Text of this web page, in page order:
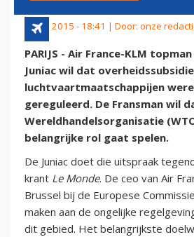
22 juli 2015 - 18:41 | Door: onze
PARIJS - Air France-KLM
Juniac wil dat
luchtvaartmaatschappijen
gereguleerd. De Fransman wil
Wereldhandelsorganisatie
belangrijke rol gaat spelen.
De Juniac doet die uitspraak
krant Le Monde. De ceo van Air
Brussel bij de Europese
maken aan de ongelijke
dit gebied. Het belangrijkste